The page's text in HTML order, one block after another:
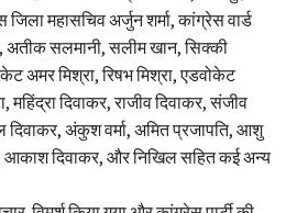
महासचिव अर्जुन शर्मा, कांग्रेस वार्ड
अतीक सलमानी, सलीम खान, सिक्की
अमर मिश्रा, रिषभ मिश्रा, एडवोकेट
महिंद्रा दिवाकर, राजीव दिवाकर, संजीव
अंकुश वर्मा, अमित प्रजापति, आशु
आकाश दिवाकर, और निखिल सहित कई अन्य